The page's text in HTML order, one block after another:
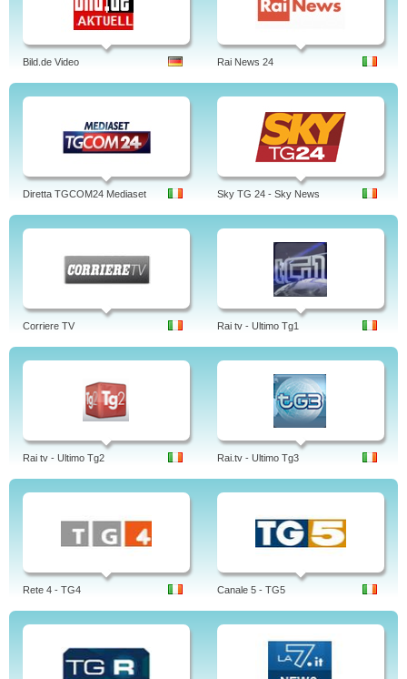
Bild.de Video Rai News 24
Diretta TGCOM24 Mediaset Sky TG 24 - Sky News
Corriere TV Rai tv - Ultimo Tg1
Rai tv - Ultimo Tg2 Rai.tv - Ultimo Tg3
Rete 4 - TG4 Canale 5 - TG5